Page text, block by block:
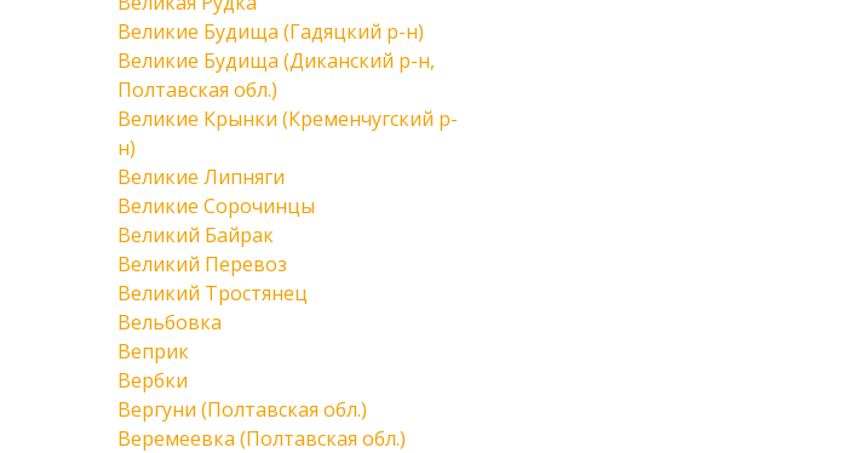
Великие Будища (Гадяцкий р-н)
Великие Будища (Диканский р-н,
Полтавская обл.)
Великие Крынки (Кременчугский р-
н)
Великие Липняги
Великие Сорочинцы
Великий Байрак
Великий Перевоз
Великий Тростянец
Вельбовка
Веприк
Вербки
Вергуни (Полтавская обл.)
Веремеевка (Полтавская обл.)